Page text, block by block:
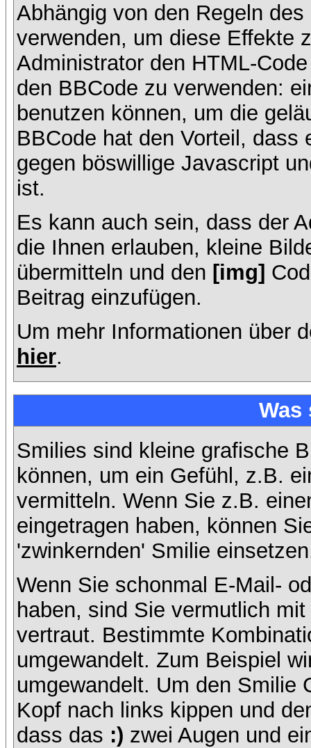
Abhängig von den Regeln
verwenden, um diese Effekte
Administrator den HTML-
den BBCode zu verwenden:
benutzen können, um die
BBCode hat den Vorteil, dass
gegen böswillige Javascript
ist.
Es kann auch sein, dass der
die Ihnen erlauben, kleine
übermitteln und den [img]
Beitrag einzufügen.
Um mehr Informationen über
hier.
Was
Smilies sind kleine grafische
können, um ein Gefühl, z.B.
vermitteln. Wenn Sie z.B.
eingetragen haben, können
'zwinkernden' Smilie
Wenn Sie schonmal E-Mail-
haben, sind Sie vermutlich
vertraut. Bestimmte
umgewandelt. Zum Beispiel
umgewandelt. Um den Smilie
Kopf nach links kippen und
dass das :) zwei Augen und